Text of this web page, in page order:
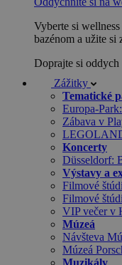
Vyberte si
bazénom a užite si
Doprajte si oddych
Zážitky
Tematické
Europa-
Zábava v
Koncerty
Düsseldorf:
Výstavy a
Filmové
Filmové
VIP večer v
Múzeá
Návšteva
Múzeá